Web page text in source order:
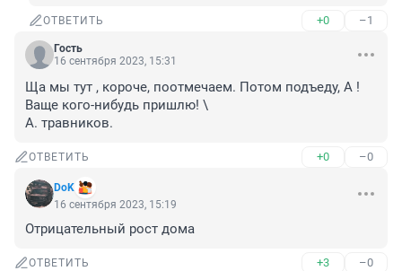
ОТВЕТИТЬ +0 –1
Гость
16 сентября 2023, 15:31
Ща мы тут , короче, поотмечаем. Потом подъеду, А !
Ваще кого-нибудь пришлю! \
А. травников.
ОТВЕТИТЬ +0 –0
DoK
16 сентября 2023, 15:19
Отрицательный рост дома
ОТВЕТИТЬ +3 –0